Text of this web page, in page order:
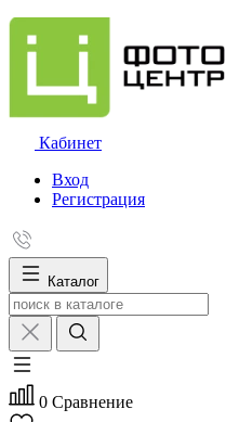
Кабинет
Вход
Регистрация
Каталог
0 Сравнение